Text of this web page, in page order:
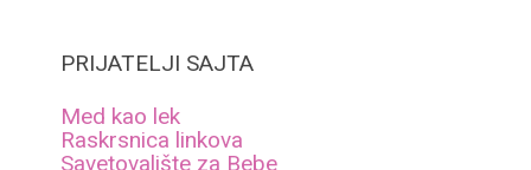
PRIJATELJI SAJTA
Med kao lek
Raskrsnica linkova
Savetovalište za Bebe